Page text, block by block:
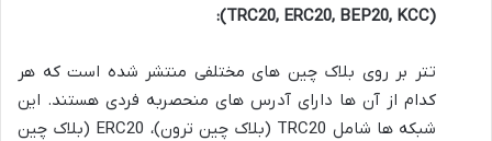
(TRC20, ERC20, BEP20, KCC):
تتر بر روی بلاک چین های مختلفی منتشر شده است که هر
کدام از آن ها دارای آدرس های منحصربه فردی هستند. این
شبکه ها شامل TRC20 (بلاک چین ترون)، ERC20 (بلاک چین